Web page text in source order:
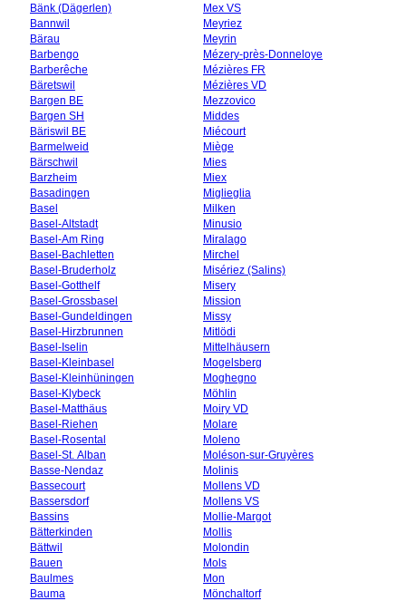
Bänk (Dägerlen)
Bannwil
Bärau
Barbengo
Barberêche
Bäretswil
Bargen BE
Bargen SH
Bäriswil BE
Barmelweid
Bärschwil
Barzheim
Basadingen
Basel
Basel-Altstadt
Basel-Am Ring
Basel-Bachletten
Basel-Bruderholz
Basel-Gotthelf
Basel-Grossbasel
Basel-Gundeldingen
Basel-Hirzbrunnen
Basel-Iselin
Basel-Kleinbasel
Basel-Kleinhüningen
Basel-Klybeck
Basel-Matthäus
Basel-Riehen
Basel-Rosental
Basel-St. Alban
Basse-Nendaz
Bassecourt
Bassersdorf
Bassins
Bätterkinden
Bättwil
Bauen
Baulmes
Bauma
Mex VS
Meyriez
Meyrin
Mézery-près-Donneloye
Mézières FR
Mézières VD
Mezzovico
Middes
Miécourt
Miège
Mies
Miex
Miglieglia
Milken
Minusio
Miralago
Mirchel
Misériez (Salins)
Misery
Mission
Missy
Mitlödi
Mittelhäusern
Mogelsberg
Moghegno
Möhlin
Moiry VD
Molare
Moleno
Moléson-sur-Gruyères
Molinis
Mollens VD
Mollens VS
Mollie-Margot
Mollis
Molondin
Mols
Mon
Mönchaltorf